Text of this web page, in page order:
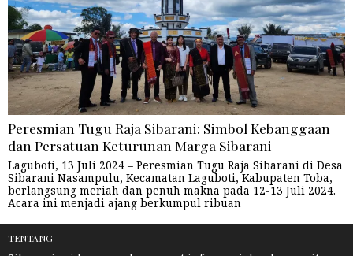
Peresmian Tugu Raja Sibarani: Simbol Kebanggaan
dan Persatuan Keturunan Marga Sibarani
Laguboti, 13 Juli 2024 – Peresmian Tugu Raja Sibarani di Desa
Sibarani Nasampulu, Kecamatan Laguboti, Kabupaten Toba,
berlangsung meriah dan penuh makna pada 12-13 Juli 2024.
Acara ini menjadi ajang berkumpul ribuan
TENTANG